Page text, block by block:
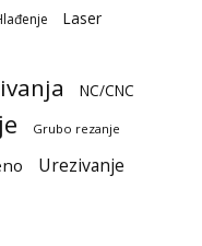
Laser
NC/CNC
Grubo rezanje
Urezivanje